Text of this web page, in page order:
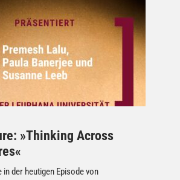
»Thinking Across
in der heutigen Episode von